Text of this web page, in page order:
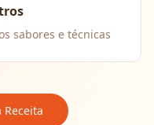
sabores e técnicas
Receita